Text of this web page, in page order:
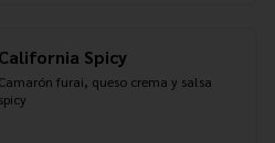
California Spicy
Camarón furai, queso crema y salsa
spicy